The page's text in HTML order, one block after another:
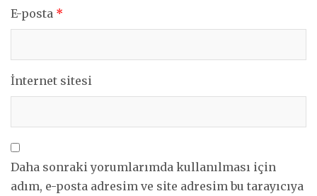
E-posta *
İnternet sitesi
Daha sonraki yorumlarımda kullanılması için
adım, e-posta adresim ve site adresim bu tarayıcıya